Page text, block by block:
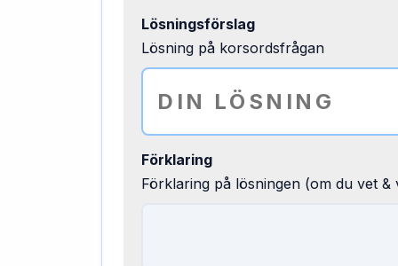
Lösningsförslag
Lösning på korsordsfrågan
Förklaring
Förklaring på lösningen (om du vet &